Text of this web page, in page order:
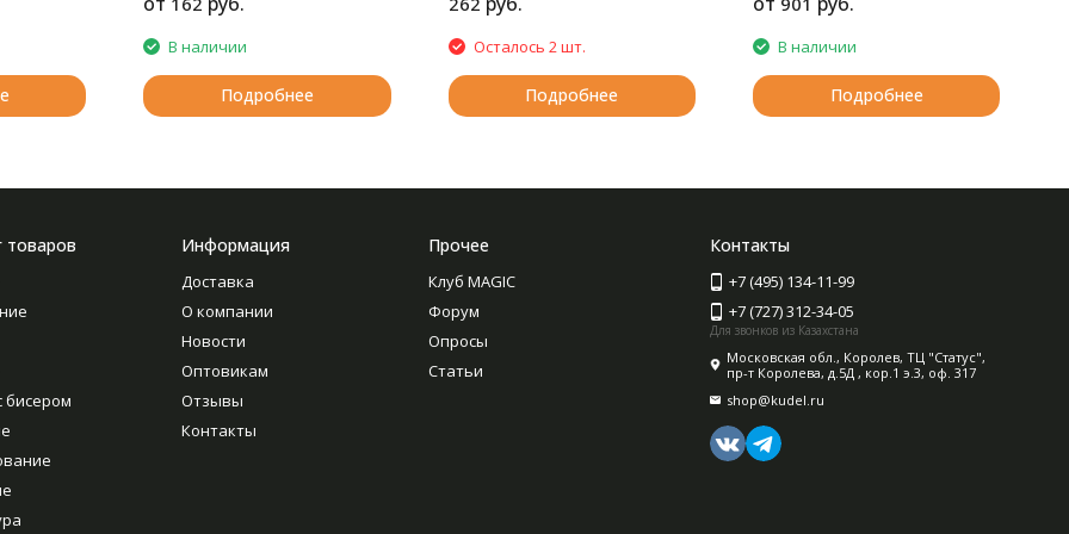
оттенок
чем у
во
петли,
В наличии
Подробнее
Осталось 2 шт.
Подробнее
В наличии
Подробнее
товаров
бисером
Информация
Доставка
О компании
Новости
Оптовикам
Отзывы
Контакты
Прочее
Клуб MAGIC
Форум
Опросы
Статьи
Контакты
+7 (495) 134-11-99
+7 (727) 312-34-05
Для звонков из Казахстана
Московская обл., Королев, ТЦ "Статус",
пр-т Королева, д.5Д , кор.1 э.3, оф. 317
shop@kudel.ru